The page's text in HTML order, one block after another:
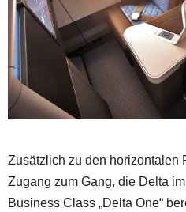
Zusätzlich zu den horizontalen
Zugang zum Gang, die Delta
Business Class „Delta One“